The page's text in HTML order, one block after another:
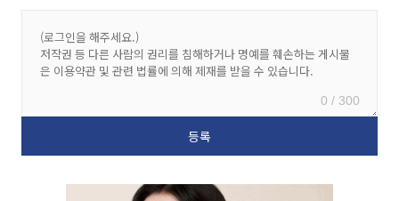
0 / 300